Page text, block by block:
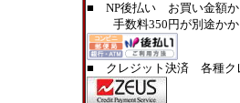
■ NP後払い お買い金額か
手数料350円が別途かか
■ クレジット決済 各種ク